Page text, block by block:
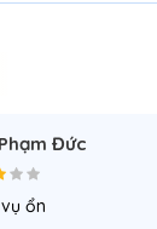
Đức
ổn